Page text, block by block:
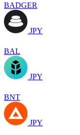
BADGER
JPY
BAL
JPY
BNT
JPY